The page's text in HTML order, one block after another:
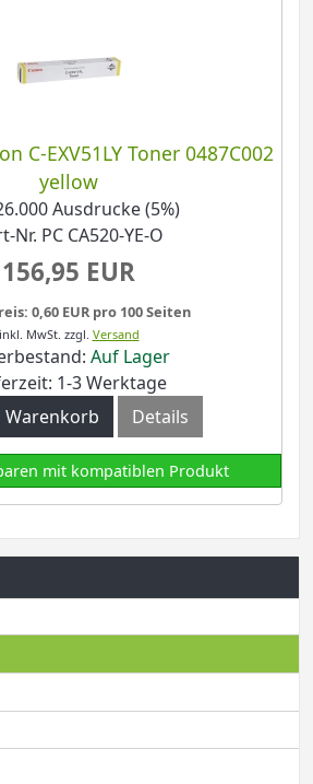
C-EXV51LY Toner 0487C002
yellow
Ausdrucke (5%)
Nr. PC CA520-YE-O
156,95 EUR
0,60 EUR pro 100 Seiten
inkl. MwSt. zzgl. Versand
Auf Lager
1-3 Werktage
Warenkorb
Details
mit kompatiblen Produkt